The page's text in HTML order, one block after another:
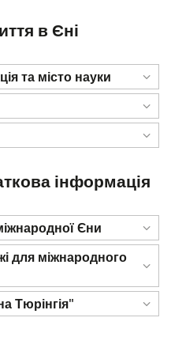
в Єні
та місто науки
інформація
Єни
для міжнародного
Тюрінгія"